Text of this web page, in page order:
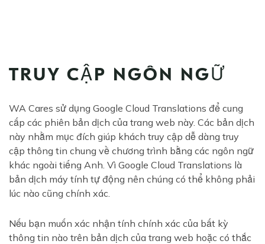
TRUY CẬP NGÔN NGỮ
WA Cares sử dụng Google Cloud Translations để cung
cấp các phiên bản dịch của trang web này. Các bản dịch
này nhằm mục đích giúp khách truy cập dễ dàng truy
cập thông tin chung về chương trình bằng các ngôn ngữ
khác ngoài tiếng Anh. Vì Google Cloud Translations là
bản dịch máy tính tự động nên chúng có thể không phải
lúc nào cũng chính xác.
Nếu bạn muốn xác nhận tính chính xác của bất kỳ
thông tin nào trên bản dịch của trang web hoặc có thắc